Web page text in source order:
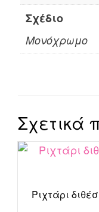
Σχέδιο
Μονόχρωμο
Σχετικά
Ριχτάρι